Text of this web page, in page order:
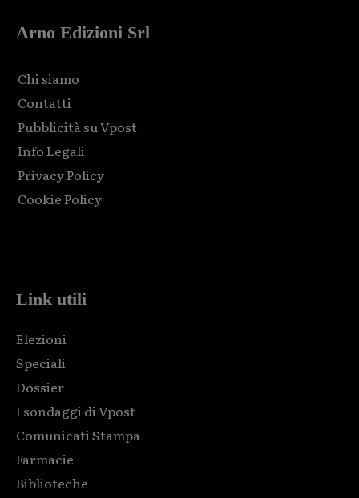
Arno Edizioni Srl
Chi siamo
Contatti
Pubblicità su Vpost
Info Legali
Privacy Policy
Cookie Policy
Link utili
Elezioni
Speciali
Dossier
I sondaggi di Vpost
Comunicati Stampa
Farmacie
Biblioteche